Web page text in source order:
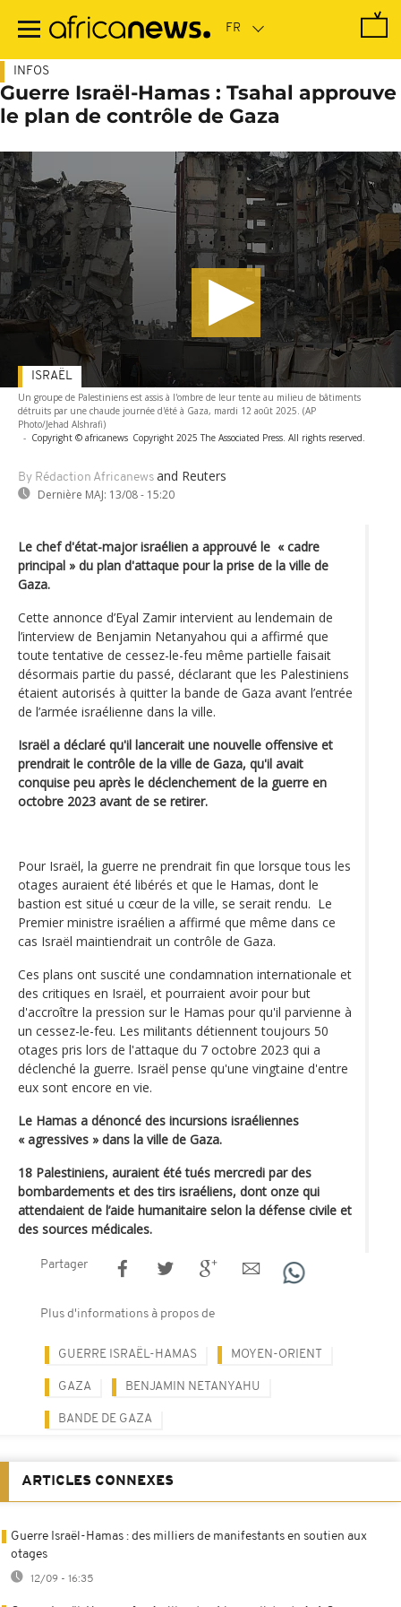
contenu
INFOS
Guerre Israël-Hamas : Tsahal approuve
le plan de contrôle de Gaza
Un groupe de Palestiniens est assis à l'ombre de leur tente au milieu de bâtiments
détruits par une chaude journée d'été à Gaza, mardi 12 août 2025. (AP
Photo/Jehad Alshrafi)
- Copyright © africanews Copyright 2025 The Associated Press. All rights reserved.
By Rédaction Africanews and Reuters
Dernière MAJ: 13/08 - 15:20
ISRAËL
Le chef d'état-major israélien a approuvé le « cadre
principal » du plan d'attaque pour la prise de la ville de
Gaza.
Cette annonce d’Eyal Zamir intervient au lendemain de
l’interview de Benjamin Netanyahou qui a affirmé que
toute tentative de cessez-le-feu même partielle faisait
désormais partie du passé, déclarant que les Palestiniens
étaient autorisés à quitter la bande de Gaza avant l’entrée
de l’armée israélienne dans la ville.
Israël a déclaré qu'il lancerait une nouvelle offensive et
prendrait le contrôle de la ville de Gaza, qu'il avait
conquise peu après le déclenchement de la guerre en
octobre 2023 avant de se retirer.
Pour Israël, la guerre ne prendrait fin que lorsque tous les
otages auraient été libérés et que le Hamas, dont le
bastion est situé u cœur de la ville, se serait rendu. Le
Premier ministre israélien a affirmé que même dans ce
cas Israël maintiendrait un contrôle de Gaza.
Ces plans ont suscité une condamnation internationale et
des critiques en Israël, et pourraient avoir pour but
d'accroître la pression sur le Hamas pour qu'il parvienne à
un cessez-le-feu. Les militants détiennent toujours 50
otages pris lors de l'attaque du 7 octobre 2023 qui a
déclenché la guerre. Israël pense qu'une vingtaine d'entre
eux sont encore en vie.
Le Hamas a dénoncé des incursions israéliennes
« agressives » dans la ville de Gaza.
18 Palestiniens, auraient été tués mercredi par des
bombardements et des tirs israéliens, dont onze qui
attendaient de l’aide humanitaire selon la défense civile et
des sources médicales.
Partager
Plus d'informations à propos de
GUERRE ISRAËL-HAMAS MOYEN-ORIENT
GAZA BENJAMIN NETANYAHU
BANDE DE GAZA
ARTICLES CONNEXES
Guerre Israël-Hamas : des milliers de manifestants en soutien aux
otages
12/09 - 16:35